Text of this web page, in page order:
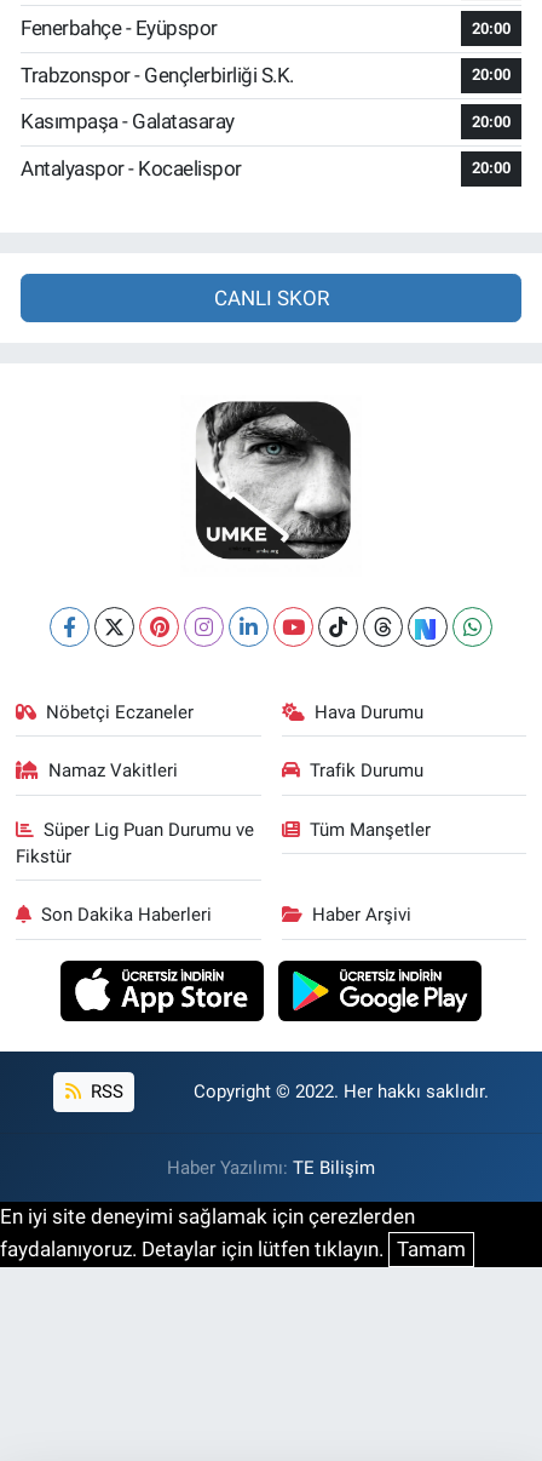
Fenerbahçe - Eyüpspor 20:00
Trabzonspor - Gençlerbirliği S.K. 20:00
Kasımpaşa - Galatasaray 20:00
Antalyaspor - Kocaelispor 20:00
CANLI SKOR
Nöbetçi Eczaneler Hava Durumu
Namaz Vakitleri Trafik Durumu
Süper Lig Puan Durumu ve
Fikstür
Tüm Manşetler
Son Dakika Haberleri Haber Arşivi
RSS Copyright © 2022. Her hakkı saklıdır.
Haber Yazılımı: TE Bilişim
En iyi site deneyimi sağlamak için çerezlerden
faydalanıyoruz. Detaylar için lütfen tıklayın. Tamam